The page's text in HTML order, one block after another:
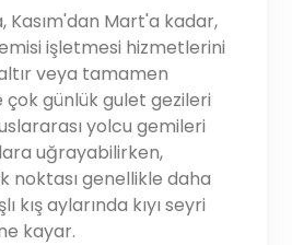
Kasım'dan Mart'a kadar,
işletmesi hizmetlerini
veya tamamen
çok günlük gulet gezileri
yolcu gemileri
uğrayabilirken,
noktası genellikle daha
kış aylarında kıyı seyri
kayar.